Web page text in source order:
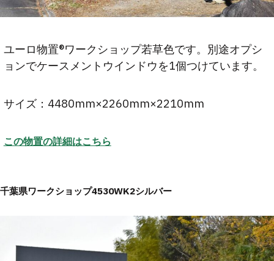
ユーロ物置®ワークショップ若草色です。別途オプシ
ョンでケースメントウインドウを1個つけています。
サイズ：4480mm×2260mm×2210mm
この物置の詳細はこちら
千葉県ワークショップ4530WK2シルバー